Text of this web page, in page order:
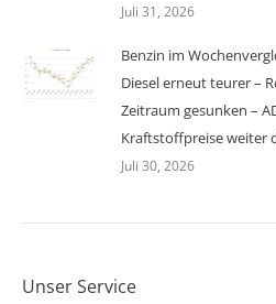
Juli 31, 2026
Benzin im
Diesel erneut teurer –
Zeitraum gesunken –
Kraftstoffpreise weiter
Juli 30, 2026
Unser Service